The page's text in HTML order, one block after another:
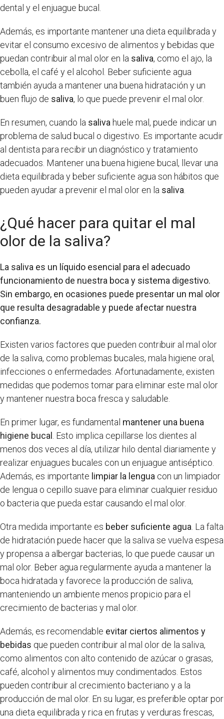
dental y el enjuague bucal.
Además, es importante mantener una dieta equilibrada y
evitar el consumo excesivo de alimentos y bebidas que
puedan contribuir al mal olor en la saliva, como el ajo, la
cebolla, el café y el alcohol. Beber suficiente agua
también ayuda a mantener una buena hidratación y un
buen flujo de saliva, lo que puede prevenir el mal olor.
En resumen, cuando la saliva huele mal, puede indicar un
problema de salud bucal o digestivo. Es importante acudir
al dentista para recibir un diagnóstico y tratamiento
adecuados. Mantener una buena higiene bucal, llevar una
dieta equilibrada y beber suficiente agua son hábitos que
pueden ayudar a prevenir el mal olor en la saliva
¿Qué hacer para quitar el mal
olor de la saliva?
La saliva es un líquido esencial para el adecuado
funcionamiento de nuestra boca y sistema digestivo.
Sin embargo, en ocasiones puede presentar un mal olor
que resulta desagradable y puede afectar nuestra
confianza.
Existen varios factores que pueden contribuir al mal olor
de la saliva, como problemas bucales, mala higiene oral,
infecciones o enfermedades. Afortunadamente, existen
medidas que podemos tomar para eliminar este mal olor
y mantener nuestra boca fresca y saludable.
En primer lugar, es fundamental mantener una buena
higiene bucal . Esto implica cepillarse los dientes al
menos dos veces al día, utilizar hilo dental diariamente y
realizar enjuagues bucales con un enjuague antiséptico.
Además, es importante limpiar la lengua con un limpiador
de lengua o cepillo suave para eliminar cualquier residuo
o bacteria que pueda estar causando el mal olor.
Otra medida importante es beber suficiente agua . La falta
de hidratación puede hacer que la saliva se vuelva espesa
y propensa a albergar bacterias, lo que puede causar un
mal olor. Beber agua regularmente ayuda a mantener la
boca hidratada y favorece la producción de saliva,
manteniendo un ambiente menos propicio para el
crecimiento de bacterias y mal olor.
Además, es recomendable evitar ciertos alimentos y
bebidas que pueden contribuir al mal olor de la saliva,
como alimentos con alto contenido de azúcar o grasas,
café, alcohol y alimentos muy condimentados. Estos
pueden contribuir al crecimiento bacteriano y a la
producción de mal olor. En su lugar, es preferible optar por
una dieta equilibrada y rica en frutas y verduras frescas,